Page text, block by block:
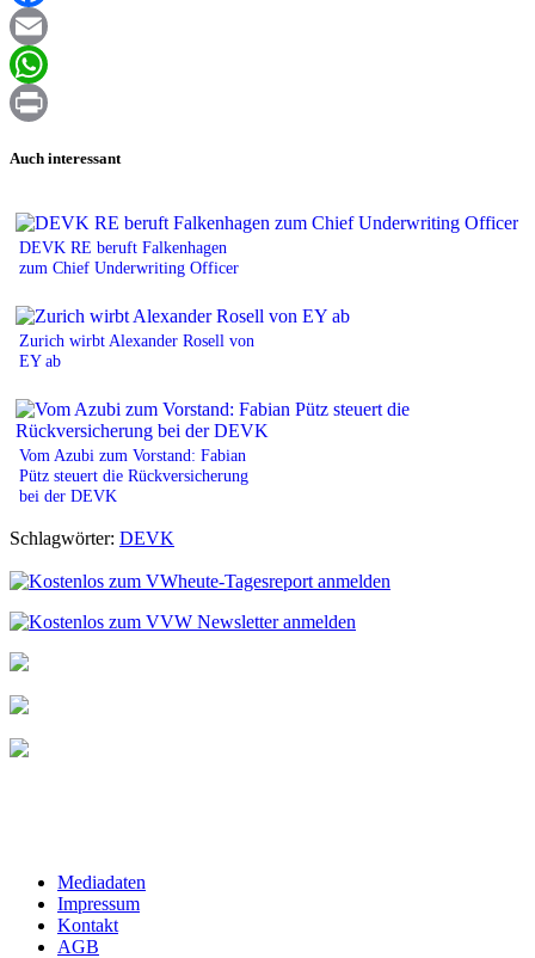
Facebook
Email
WhatsApp
Auch interessant
DEVK RE beruft Falkenhagen
zum Chief Underwriting Officer
Zurich wirbt Alexander Rosell von
EY ab
Vom Azubi zum Vorstand: Fabian
Pütz steuert die Rückversicherung
bei der DEVK
Schlagwörter: DEVK
Mediadaten
Impressum
Kontakt
AGB